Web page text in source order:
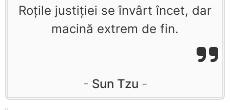
Roțile justiției se învârt încet, dar
macină extrem de fin.
Sun Tzu